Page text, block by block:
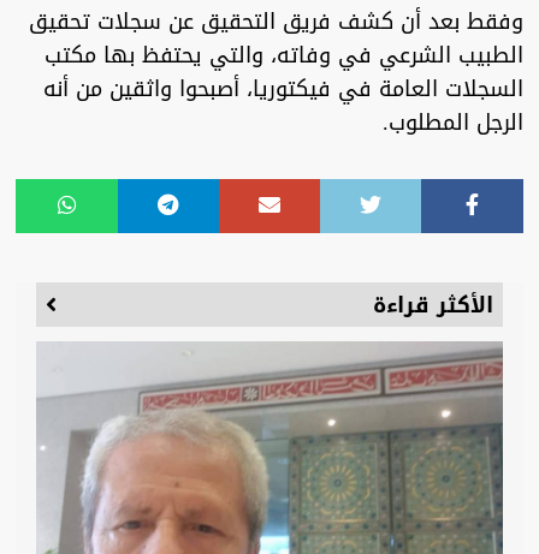
وفقط بعد أن كشف فريق التحقيق عن سجلات تحقيق
الطبيب الشرعي في وفاته، والتي يحتفظ بها مكتب
السجلات العامة في فيكتوريا، أصبحوا واثقين من أنه
الرجل المطلوب.
الأكثر قراءة